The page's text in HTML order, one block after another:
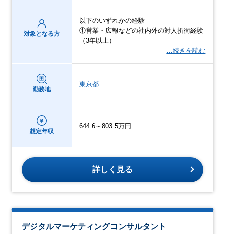
対象となる方
以下のいずれかの経験
①営業・広報などの社内外の対人折衝経験
（3年以上）
…続きを読む
勤務地
東京都
想定年収
644.6～803.5万円
詳しく見る
デジタルマーケティングコンサルタント